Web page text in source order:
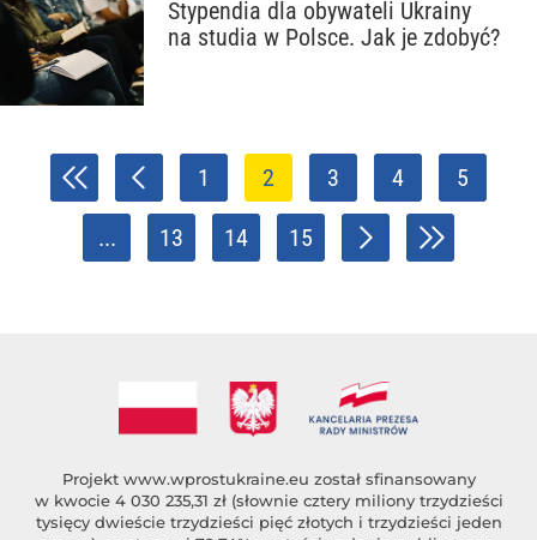
Stypendia dla obywateli Ukrainy
na studia w Polsce. Jak je zdobyć?
1 2 3 4 5
... 13 14 15
Projekt www.wprostukraine.eu został sfinansowany
w kwocie 4 030 235,31 zł (słownie cztery miliony trzydzieści
tysięcy dwieście trzydzieści pięć złotych i trzydzieści jeden